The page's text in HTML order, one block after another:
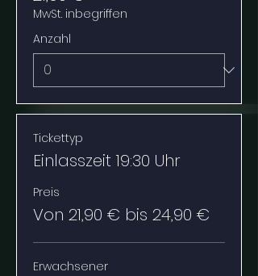
MwSt. inbegriffen
Anzahl
Tickettyp
Einlasszeit 19:30 Uhr
Preis
Von 21,90 € bis 24,90 €
Erwachsener